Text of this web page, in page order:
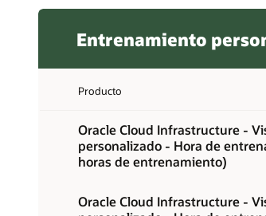
Entrenamiento
Producto
Oracle Cloud Infrastructure -
personalizado - Hora de
horas de entrenamiento)
Oracle Cloud Infrastructure -